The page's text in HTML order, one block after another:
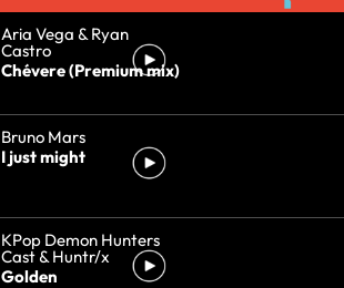
Aria Vega & Ryan
Castro
Chévere (Premium mix)
Bruno Mars
I just might
KPop Demon Hunters
Cast & Huntr/x
Golden